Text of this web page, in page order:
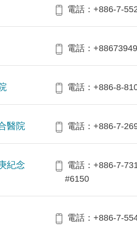
電話：+886-7-
電話：
電話：+886-8-
醫院 電話：+886-7-
紀念
電話：+886-7-
#6150
電話：+886-7-